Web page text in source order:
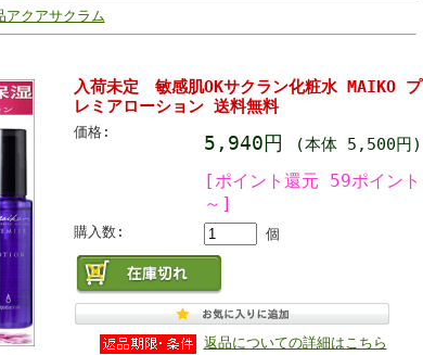
アクアサクラム
入荷未定 敏感肌OKサクラン化粧水 MAIKO プ
レミアローション 送料無料
価格: 5,940円 (本体 5,500円)
[ポイント還元 59ポイント
～]
購入数: 個
返品についての詳細はこちら